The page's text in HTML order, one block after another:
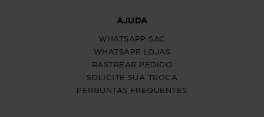
AJUDA
WHATSAPP SAC
WHATSAPP LOJAS
RASTREAR PEDIDO
SOLICITE SUA TROCA
PERGUNTAS FREQUENTES